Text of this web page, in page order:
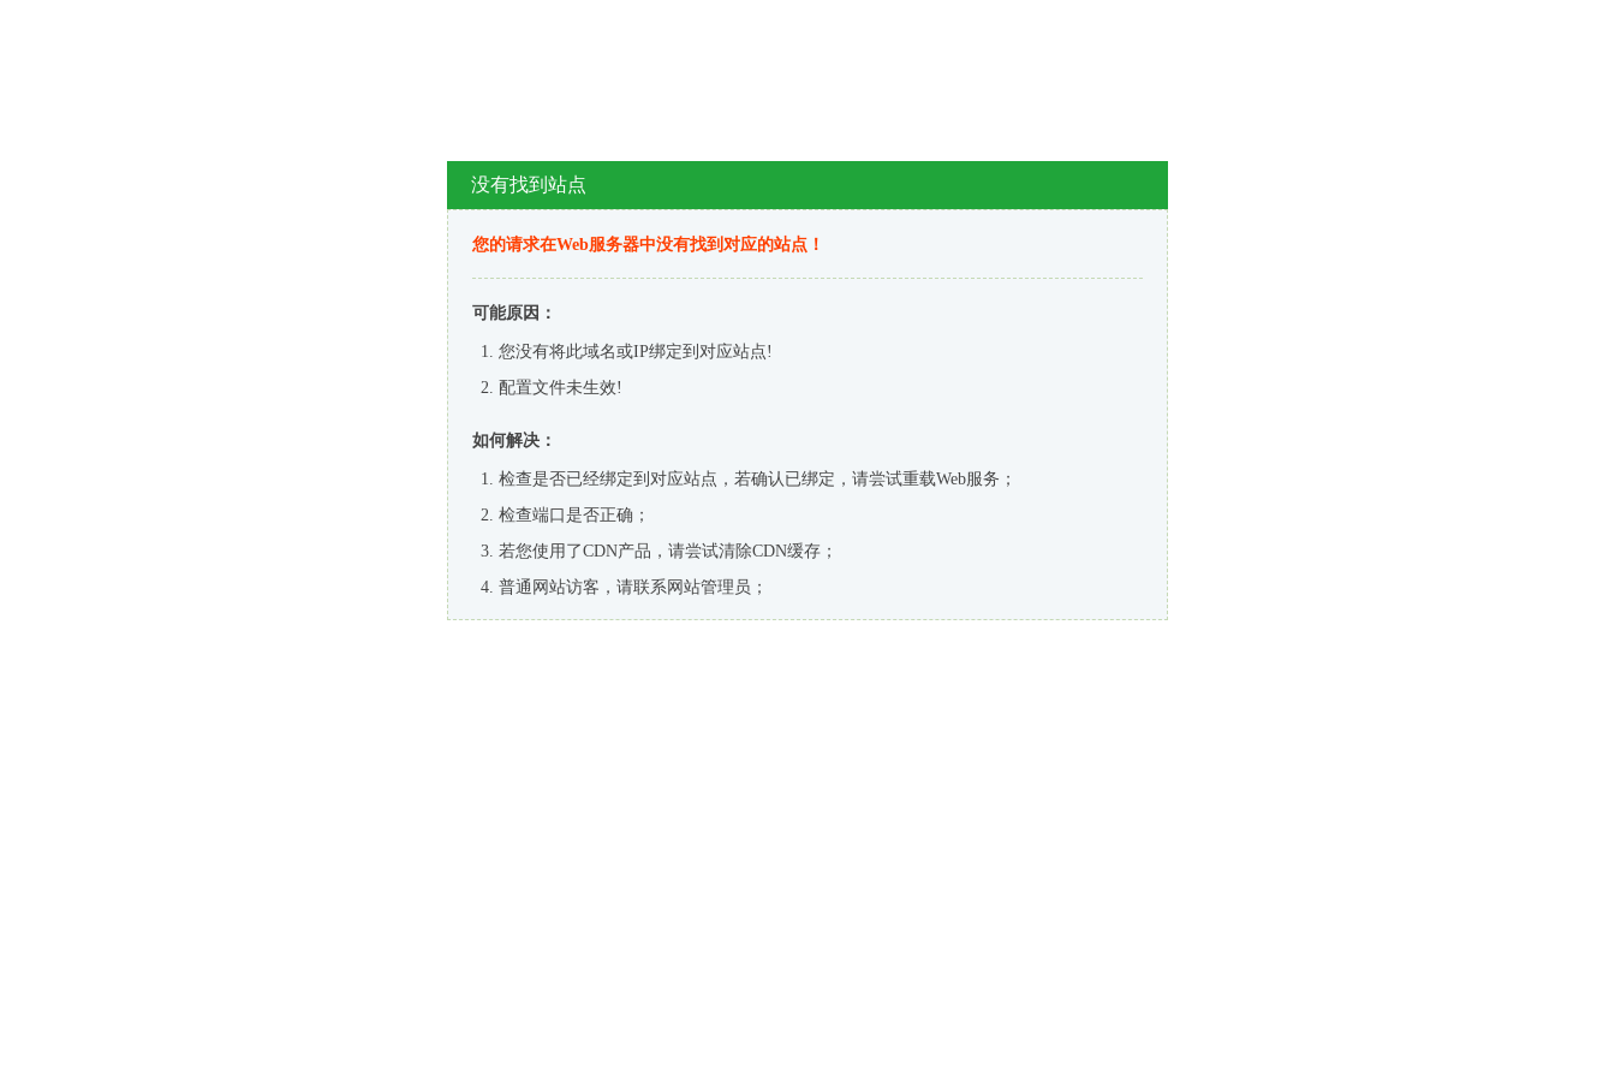
没有找到站点
您的请求在Web服务器中没有找到对应的站点！
可能原因：
您没有将此域名或IP绑定到对应站点!
配置文件未生效!
如何解决：
检查是否已经绑定到对应站点，若确认已绑定，请尝试重载Web服务；
检查端口是否正确；
若您使用了CDN产品，请尝试清除CDN缓存；
普通网站访客，请联系网站管理员；